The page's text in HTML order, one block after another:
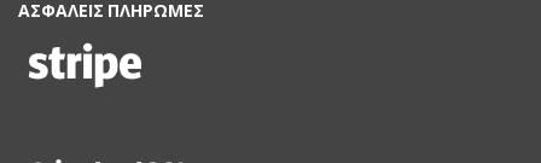
ΑΣΦΑΛΕΙΣ ΠΛΗΡΩΜΕΣ